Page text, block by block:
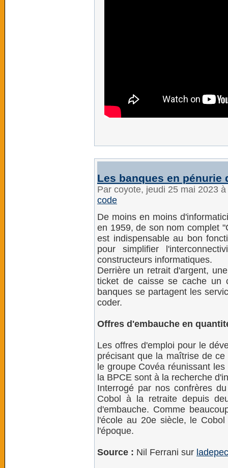
Les banques en pénurie
Par coyote, jeudi 25 mai 2023
code
De moins en moins
en 1959, de son nom complet
est indispensable au bon
pour simplifier
constructeurs informatiques.
Derrière un retrait d'argent,
ticket de caisse se cache un
banques se partagent les
coder.
Offres d'embauche en
Les offres d'emploi pour le
précisant que la maîtrise de
le groupe Covéa réunissant
la BPCE sont à la recherche
Interrogé par nos confrères
Cobol à la retraite depuis
d'embauche. Comme
l'école au 20e siècle, le
l'époque.
Source : Nil Ferrani sur